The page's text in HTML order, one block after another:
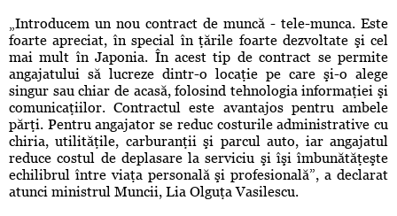
„Introducem un nou contract de muncă - tele-munca. Este
foarte apreciat, în special în ţările foarte dezvoltate şi cel
mai mult în Japonia. În acest tip de contract se permite
angajatului să lucreze dintr-o locaţie pe care şi-o alege
singur sau chiar de acasă, folosind tehnologia informaţiei şi
comunicaţiilor. Contractul este avantajos pentru ambele
părţi. Pentru angajator se reduc costurile administrative cu
chiria, utilităţile, carburanţii şi parcul auto, iar angajatul
reduce costul de deplasare la serviciu şi îşi îmbunătăţeşte
echilibrul între viaţa personală şi profesională”, a declarat
atunci ministrul Muncii, Lia Olguţa Vasilescu.